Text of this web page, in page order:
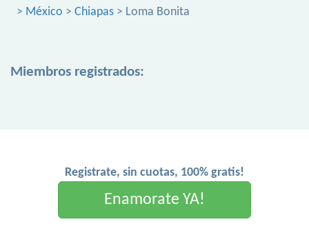
> México > Chiapas > Loma Bonita
Miembros registrados:
Registrate, sin cuotas, 100% gratis!
Enamorate YA!